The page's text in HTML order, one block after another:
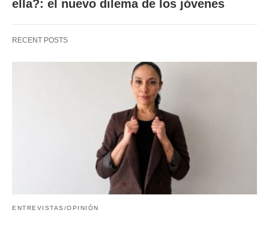
ella?: el nuevo dilema de los jóvenes
RECENT POSTS
ENTREVISTAS/OPINIÓN